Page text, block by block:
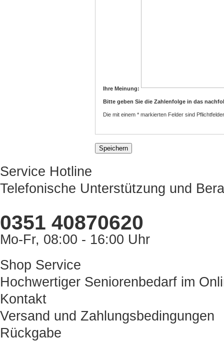
Ihre Meinung:
Bitte geben Sie die Zahlenfolge in das
Die mit einem * markierten Felder sind
Service Hotline
Telefonische Unterstützung und
0351 40870620
Mo-Fr, 08:00 - 16:00 Uhr
Shop Service
Hochwertiger Seniorenbedarf im
Kontakt
Versand und Zahlungsbedingungen
Rückgabe